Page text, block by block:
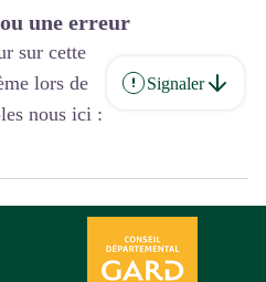
une erreur
sur cette
lors de
nous ici :
Signaler